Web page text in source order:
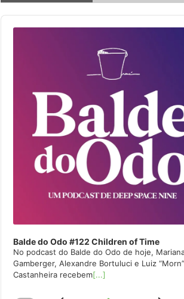
Audio
Player
Balde do Odo #122 Children of Time
No podcast do Balde do Odo de hoje, Mariana
Gamberger, Alexandre Bortuluci e Luiz “Morn”
Castanheira recebem[...]